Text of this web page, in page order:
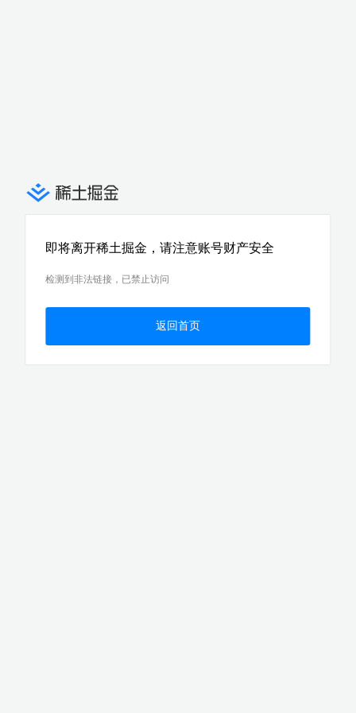
即将离开稀土掘金，请注意账号财产安全
检测到非法链接，已禁止访问
返回首页